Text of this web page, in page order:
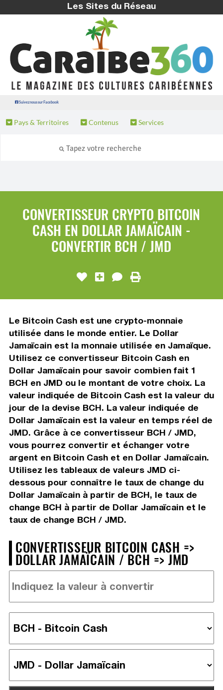
Les Sites du Réseau
Suivez nous sur Facebook
Pays & Territoires Contenus Services
CONVERTISSEUR CRYPTO BITCOIN
CASH EN DOLLAR JAMAÏCAIN -
CONVERTIR BCH / JMD
Le Bitcoin Cash est une crypto-monnaie
utilisée dans le monde entier. Le Dollar
Jamaïcain est la monnaie utilisée en Jamaïque.
Utilisez ce convertisseur Bitcoin Cash en
Dollar Jamaïcain pour savoir combien fait 1
BCH en JMD ou le montant de votre choix. La
valeur indiquée de Bitcoin Cash est la valeur du
jour de la devise BCH. La valeur indiquée de
Dollar Jamaïcain est la valeur en temps réel de
JMD. Grâce à ce convertisseur BCH / JMD,
vous pourrez convertir et échanger votre
argent en Bitcoin Cash et en Dollar Jamaïcain.
Utilisez les tableaux de valeurs JMD ci-
dessous pour connaître le taux de change du
Dollar Jamaïcain à partir de BCH, le taux de
change BCH à partir de Dollar Jamaïcain et le
taux de change BCH / JMD.
CONVERTISSEUR BITCOIN CASH =>
DOLLAR JAMAÏCAIN / BCH => JMD